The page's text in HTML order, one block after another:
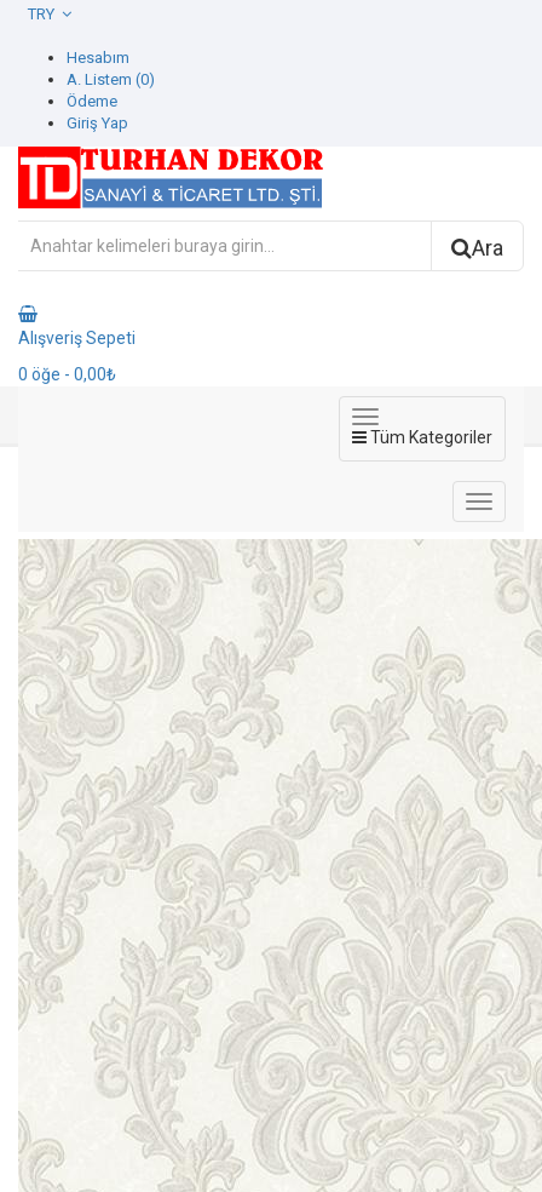
Hesabım
A. Listem (0)
Ödeme
Giriş Yap
Ara
Alışveriş Sepeti
0 öğe - 0,00₺
Tüm Kategoriler